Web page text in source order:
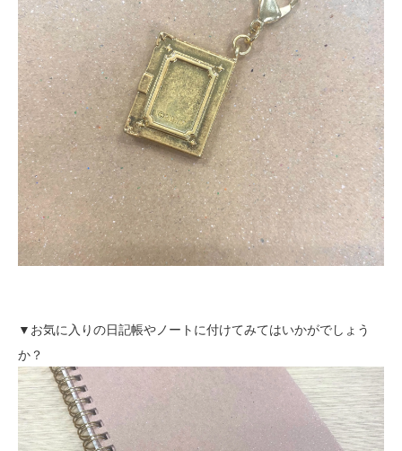
▼お気に入りの日記帳やノートに付けてみてはいかがでしょう
か？